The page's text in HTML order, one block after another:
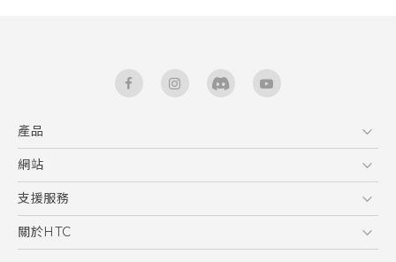
產品
5G
智能手機
區塊鍊手機
網站
HTC Dev
HTC Research
支援服務
服務中心
關於HTC